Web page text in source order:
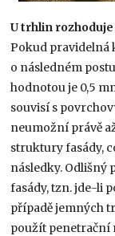
U trhlin
Pokud pravidelná
o následném
hodnotou je 0,5
souvisí s
neumožní právě
struktury fasády,
následky. Odlišný
fasády, tzn. jde-li
případě jemných
použít penetrační